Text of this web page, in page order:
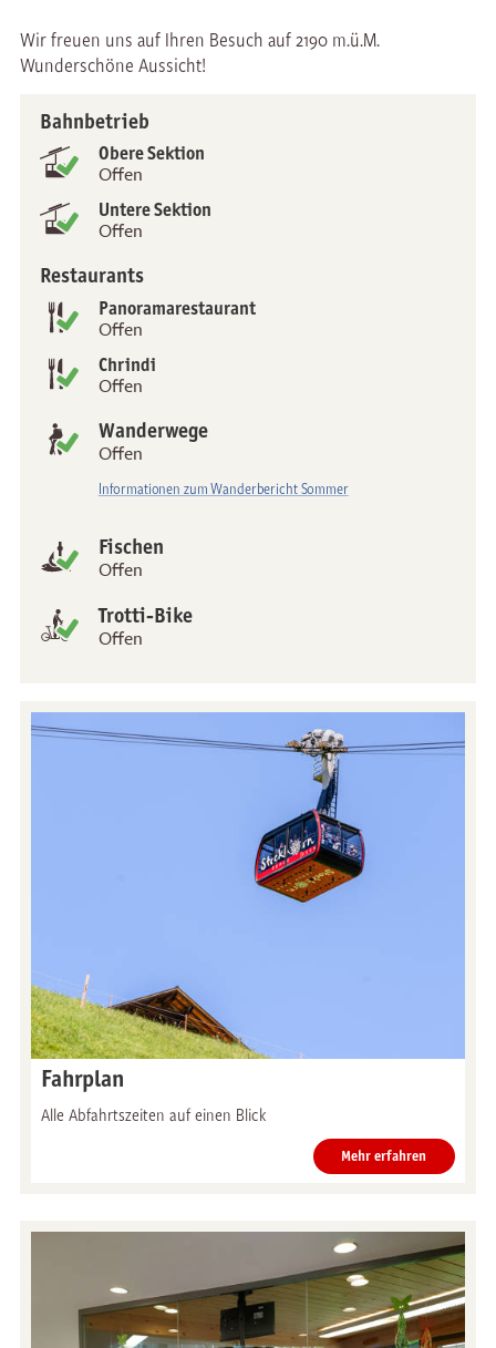
Wir freuen uns auf Ihren Besuch auf 2190 m.ü.M.
Wunderschöne Aussicht!
Status
Bahn­betrieb
Obere Sektion
Offen
Untere Sektion
Offen
Restaurants
Panorama­restaurant
Offen
Chrindi
Offen
Wanderwege
Offen
Informationen zum Wanderbericht Sommer
Fischen
Offen
Trotti-Bike
Offen
Fahrplan
Alle Abfahrtszeiten auf einen Blick
Mehr erfahren